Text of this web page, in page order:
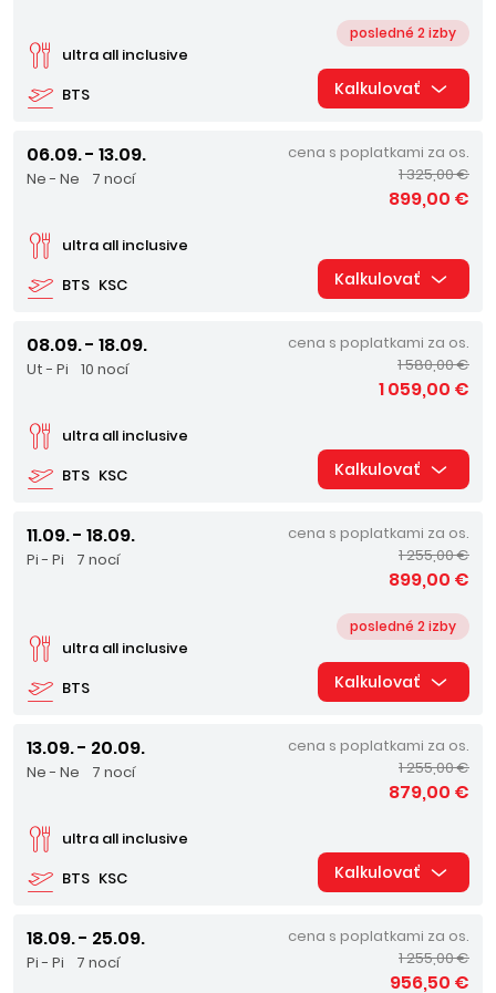
BTS
ultra all inclusive
posledné 2 izby
Kalkulovať
06.09. - 13.09.
Ne - Ne 7 nocí
BTS KSC
ultra all inclusive
cena s poplatkami za os.
1 325,00 €
899,00 €
Kalkulovať
08.09. - 18.09.
Ut - Pi 10 nocí
BTS KSC
ultra all inclusive
cena s poplatkami za os.
1 580,00 €
1 059,00 €
Kalkulovať
11.09. - 18.09.
Pi - Pi 7 nocí
BTS
ultra all inclusive
posledné 2 izby
cena s poplatkami za os.
1 255,00 €
899,00 €
Kalkulovať
13.09. - 20.09.
Ne - Ne 7 nocí
BTS KSC
ultra all inclusive
cena s poplatkami za os.
1 255,00 €
879,00 €
Kalkulovať
18.09. - 25.09.
Pi - Pi 7 nocí
cena s poplatkami za os.
1 255,00 €
956,50 €